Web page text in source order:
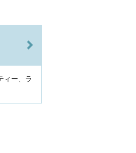
ィー、ラ